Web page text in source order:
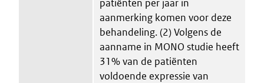
patiënten per jaar in
aanmerking komen voor deze
behandeling. (2) Volgens de
aanname in MONO studie heeft
31% van de patiënten
voldoende expressie van